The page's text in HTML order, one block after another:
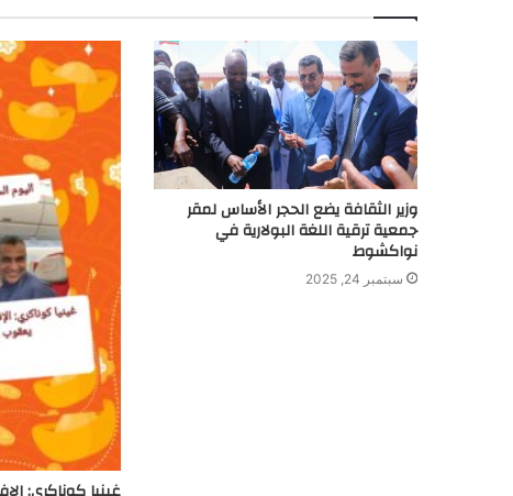
وزير الثقافة يضع الحجر الأساس لمقر
جمعية ترقية اللغة البولارية في
نواكشوط
سبتمبر 24, 2025